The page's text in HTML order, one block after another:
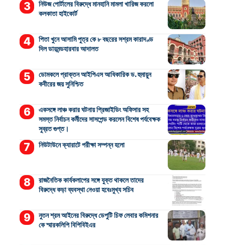
নিউজ পোর্টালের বিরুদ্ধে মানহানি মামলা খারিজ করলো
কলকাতা হাইকোর্ট
পিতা খুনে আসামি পুত্র কে ৮ বছরের সশ্রম কারাদণ্ড
দিল ডায়মন্ডহারবার আদালত
ডোমকলে প্রাক্তন আইপিএস আধিকারিক ড. হুমায়ুন
কবীরের জয় সুনিশ্চিত
একসঙ্গে লাঞ্চ করার ঘটনায় প্রিজাইডিং অফিসার সহ
সমস্ত নির্বাচন কর্মীদের সাসপেন্ড করলেন বিশেষ পর্যবেক্ষক
সুব্রত গুপ্ত।
নিউটাউনে ক্যারাটে পরীক্ষা সম্পন্ন হলো
রাজনৈতিক কার্যকলাপের সঙ্গে যুক্ত থাকলে তাদের
বিরুদ্ধে কড়া ব্যবস্থা নেওয়া হবেঃমুখ্য সচিব
নুতন শ্রম আইনের বিরুদ্ধে ডেপুটি চিফ লেবার কমিশনার
কে স্মারকলিপি বিপিবিইএর